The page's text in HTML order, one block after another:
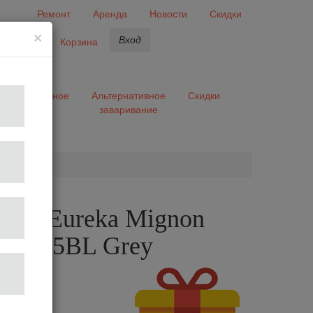
Ремонт Аренда Новости
Скидки
Корзина Вход
Разное
Альтернативное
заваривание
Скидки
Eureka Mignon
50 15BL Grey
×